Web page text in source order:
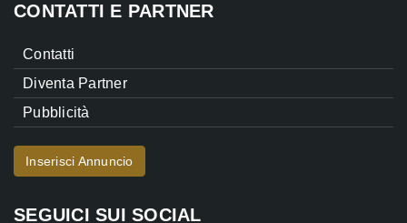
CONTATTI E PARTNER
Contatti
Diventa Partner
Pubblicità
Inserisci Annuncio
SEGUICI SUI SOCIAL